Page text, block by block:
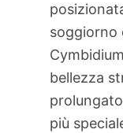
soggiorno
bellezza
più